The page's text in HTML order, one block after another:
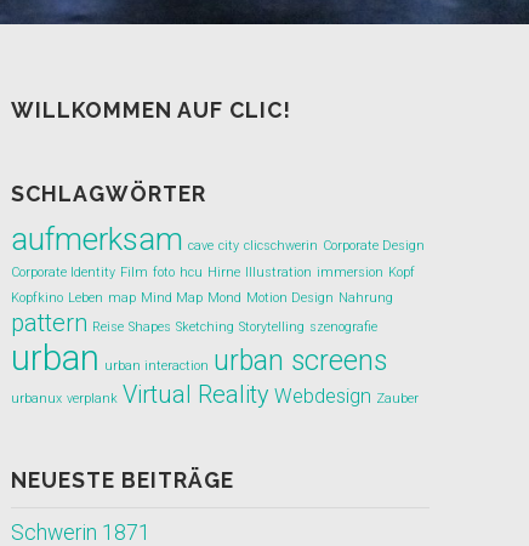
WILLKOMMEN AUF CLIC!
SCHLAGWÖRTER
aufmerksam cave city clicschwerin Corporate Design
Corporate Identity Film foto hcu Hirne Illustration immersion Kopf
Kopfkino Leben map Mind Map Mond Motion Design Nahrung
pattern Reise Shapes Sketching Storytelling szenografie
urban urban interaction urban screens
urbanux verplank Virtual Reality Webdesign Zauber
NEUESTE BEITRÄGE
Schwerin 1871